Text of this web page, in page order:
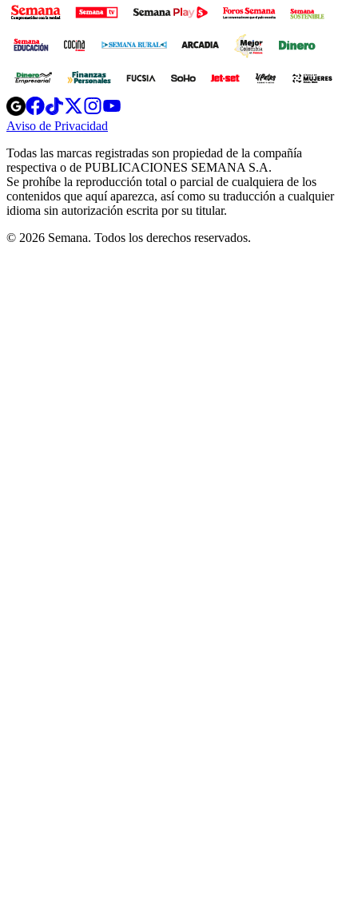
Opens
in
new
Opens
in
new
Opens
in
new
window
Opens
new
windowwindow
Aviso de Privacidad
new
window
Todas las marcas registradas son propiedad de la compañía
respectiva o de PUBLICACIONES SEMANA S.A.
Se prohíbe la reproducción total o parcial de cualquiera de los
contenidos que aquí aparezca, así como su traducción a cualquier
idioma sin autorización escrita por su titular.
© 2026 Semana. Todos los derechos reservados.